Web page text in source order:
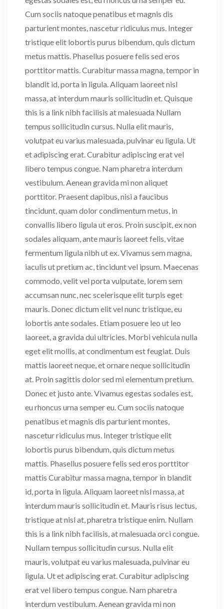
Cum sociis natoque penatibus et magnis dis
parturient montes, nascetur ridiculus mus. Integer
tristique elit lobortis purus bibendum, quis dictum
metus mattis. Phasellus posuere felis sed eros
porttitor mattis. Curabitur massa magna, tempor in
blandit id, porta in ligula. Aliquam laoreet nisl
massa, at interdum mauris sollicitudin et. Quisque
this is a link nibh facilisis at malesuada Nullam
tempus sollicitudin cursus. Nulla elit mauris,
volutpat eu varius malesuada, pulvinar eu ligula. Ut
et adipiscing erat. Curabitur adipiscing erat vel
libero tempus congue. Nam pharetra interdum
vestibulum. Aenean gravida mi non aliquet
porttitor. Praesent dapibus, nisi a faucibus
tincidunt, quam dolor condimentum metus, in
convallis libero ligula ut eros. Proin suscipit, ex non
sodales aliquam, ante mauris laoreet felis, vitae
fermentum ligula nibh ut ex. Vivamus sem magna,
iaculis ut pretium ac, tincidunt vel ipsum. Maecenas
commodo, velit vel porta vulputate, lorem sem
accumsan nunc, nec scelerisque elit turpis eget
mauris. Donec dictum elit vel nunc tristique, eu
lobortis ante sodales. Etiam posuere leo ut leo
laoreet, a gravida dui ultricies. Morbi vehicula nulla
eget elit mollis, at condimentum est feugiat. Duis
mattis laoreet neque, et ornare neque sollicitudin
at. Proin sagittis dolor sed mi elementum pretium.
Donec et justo ante. Vivamus egestas sodales est,
eu rhoncus urna semper eu. Cum sociis natoque
penatibus et magnis dis parturient montes,
nascetur ridiculus mus. Integer tristique elit
lobortis purus bibendum, quis dictum metus
mattis. Phasellus posuere felis sed eros porttitor
mattis Curabitur massa magna, tempor in blandit
id, porta in ligula. Aliquam laoreet nisl massa, at
interdum mauris sollicitudin et. Mauris risus lectus,
tristique at nisl at, pharetra tristique enim. Nullam
this is a link nibh facilisis, at malesuada orci congue.
Nullam tempus sollicitudin cursus. Nulla elit
mauris, volutpat eu varius malesuada, pulvinar eu
ligula. Ut et adipiscing erat. Curabitur adipiscing
erat vel libero tempus congue. Nam pharetra
interdum vestibulum. Aenean gravida mi non